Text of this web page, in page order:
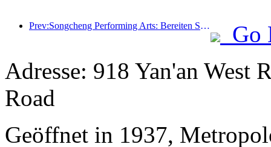
Prev:Songcheng Performing Arts: Bereiten Sie sich auf Markt- und Veranstaltungsinhalte während der touristischen Hochsaison im Sommer vor
Go
Adresse: 918 Yan'an West
Road
Geöffnet in 1937,